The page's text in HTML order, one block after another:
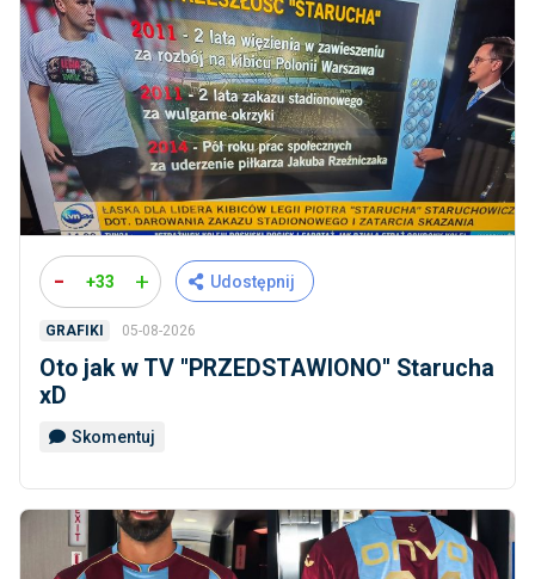
- +33 + Udostępnij
GRAFIKI 05-08-2026
Oto jak w TV ''PRZEDSTAWIONO'' Starucha
xD
Skomentuj